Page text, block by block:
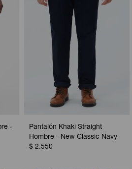
-
Pantalón Khaki Straight
Hombre - New Classic Navy
$ 2.550